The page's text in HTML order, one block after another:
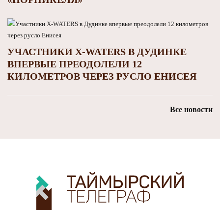
УЧАСТНИКИ X-WATERS В ДУДИНКЕ
ВПЕРВЫЕ ПРЕОДОЛЕЛИ 12
КИЛОМЕТРОВ ЧЕРЕЗ РУСЛО ЕНИСЕЯ
Все новости